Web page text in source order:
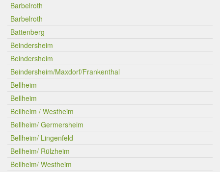
Barbelroth
Barbelroth
Battenberg
Beindersheim
Beindersheim
Beindersheim/Maxdorf/Frankenthal
Bellheim
Bellheim
Bellheim / Westheim
Bellheim/ Germersheim
Bellheim/ Lingenfeld
Bellheim/ Rülzheim
Bellheim/ Westheim